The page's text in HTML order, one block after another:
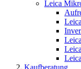
Leica
Kaufberatung